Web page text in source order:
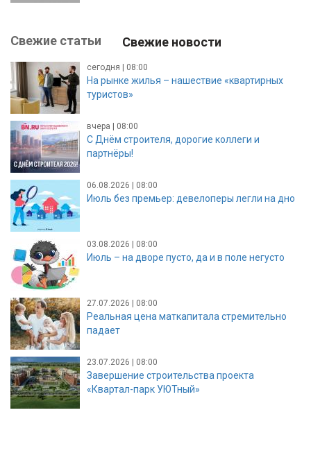
Свежие статьи Свежие новости
сегодня | 08:00
На рынке жилья – нашествие «квартирных
туристов»
вчера | 08:00
С Днём строителя, дорогие коллеги и
партнёры!
06.08.2026 | 08:00
Июль без премьер: девелоперы легли на дно
03.08.2026 | 08:00
Июль – на дворе пусто, да и в поле негусто
27.07.2026 | 08:00
Реальная цена маткапитала стремительно
падает
23.07.2026 | 08:00
Завершение строительства проекта
«Квартал-парк УЮТный»